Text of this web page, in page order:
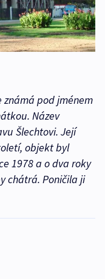
pod jménem
Název
Šlechtovi. Její
objekt byl
1978 a o dva roky
chátrá. Poničila ji